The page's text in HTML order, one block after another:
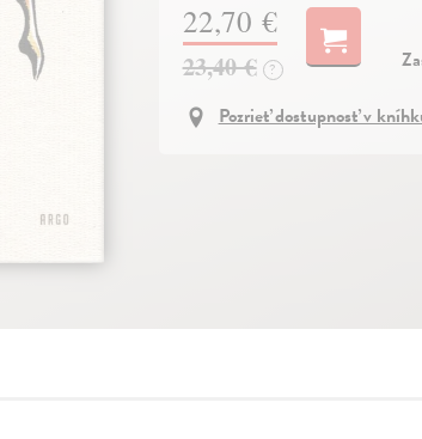
22,70 €
23,40 € ?
Pozrieť dostupnosť v